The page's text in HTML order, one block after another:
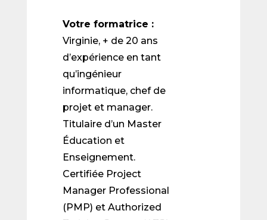
Votre formatrice :
Virginie, + de 20 ans
d’expérience en tant
qu’ingénieur
informatique, chef de
projet et manager.
Titulaire d’un Master
Éducation et
Enseignement.
Certifiée Project
Manager Professional
(PMP) et Authorized